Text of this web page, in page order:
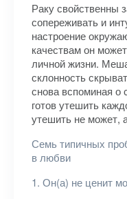
Раку свойственны
сопереживать и
настроение
качествам он
личной жизни.
склонность
снова вспоминая о
готов утешить
утешить не может,
Семь типичных
в любви
1. Он(а) не ценит